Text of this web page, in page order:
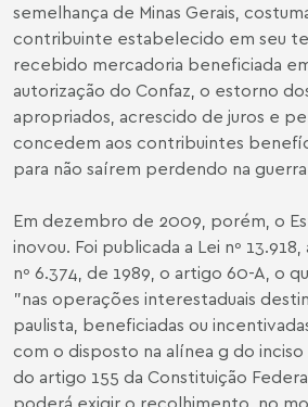
semelhança de Minas Gerais,
contribuinte estabelecido em seu
recebido mercadoria beneficiada
autorização do Confaz, o estorno
apropriados, acrescido de juros e
concedem aos contribuintes
para não saírem perdendo na
Em dezembro de 2009, porém, o
inovou. Foi publicada a Lei nº
nº 6.374, de 1989, o artigo 60-A, o
"nas operações interestaduais
paulista, beneficiadas ou
com o disposto na alínea g do inciso
do artigo 155 da Constituição
poderá exigir o recolhimento, no